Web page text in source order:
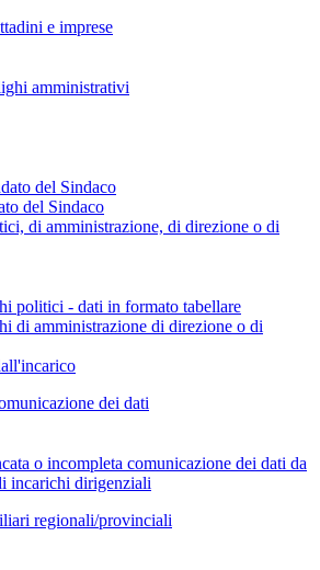
e imprese
amministrativi
del Sindaco
del Sindaco
di amministrazione, di direzione o di
politici - dati in formato tabellare
di amministrazione di direzione o di
dei dati
o incompleta comunicazione dei dati da
incarichi dirigenziali
regionali/provinciali